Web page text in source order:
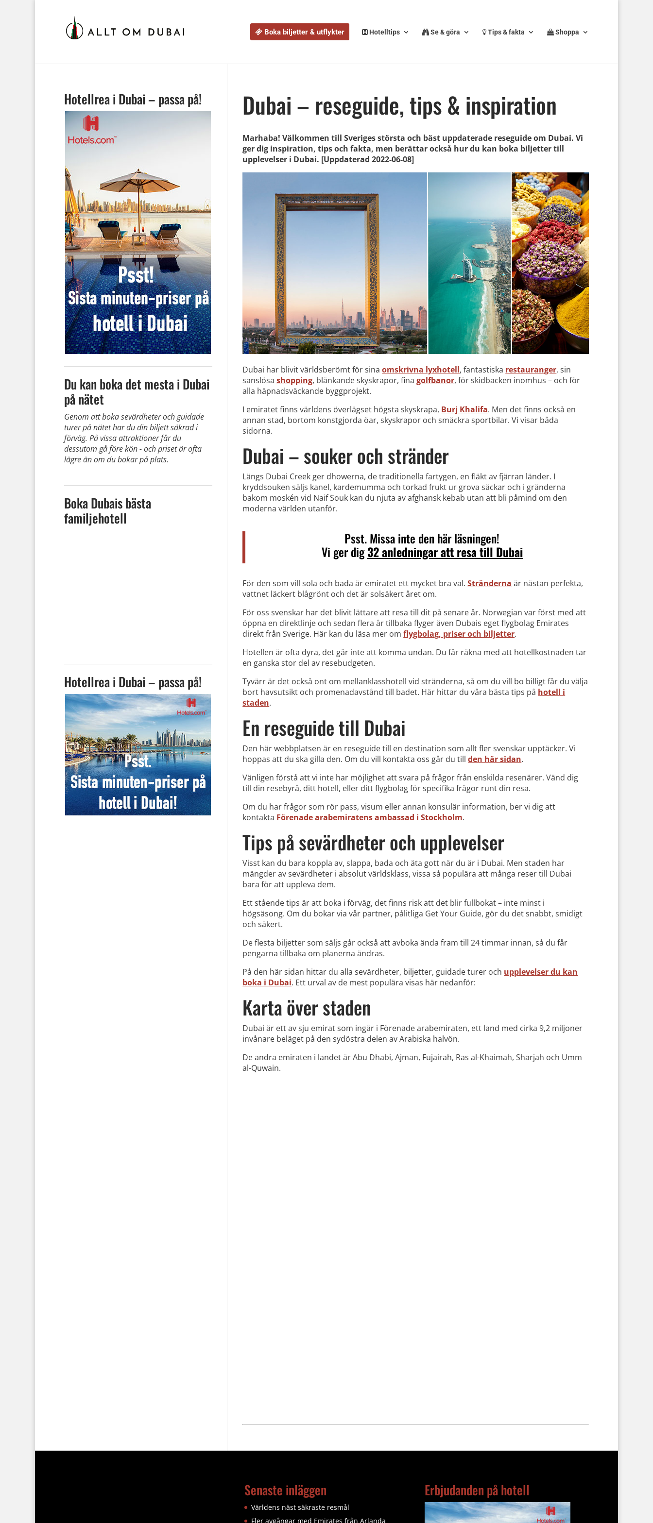
Boka biljetter & utflykter Hotelltips Se & göra Tips & fakta Shoppa
Dubai – reseguide, tips & inspiration
Marhaba! Välkommen till Sveriges största och bäst uppdaterade reseguide om Dubai. Vi
ger dig inspiration, tips och fakta, men berättar också hur du kan boka biljetter till
upplevelser i Dubai. [Uppdaterad 2022-06-08]
Dubai har blivit världsberömt för sinaomskrivna lyxhotell, fantastiska restauranger, sin
sanslösashopping, blänkande skyskrapor, finagolfbanor, för skidbacken inomhus – och för
alla häpnadsväckande byggprojekt.
I emiratet finns världens överlägset högsta skyskrapa, Burj Khalifa. Men det finns också en
annan stad, bortom konstgjorda öar, skyskrapor och smäckra sportbilar. Vi visar båda
sidorna.
Dubai – souker och stränder
Längs Dubai Creek ger dhowerna, de traditionella fartygen, en fläkt av fjärran länder. I
kryddsouken säljs kanel, kardemumma och torkad frukt ur grova säckar och i gränderna
bakom moskén vid Naif Souk kan du njuta av afghansk kebab utan att bli påmind om den
moderna världen utanför.
Psst. Missa inte den här läsningen!
Vi ger dig32 anledningar att resa till Dubai
För den som vill sola och bada är emiratet ett mycket bra val.Stränderna är nästan perfekta,
vattnet läckert blågrönt och det är solsäkert året om.
För oss svenskar har det blivit lättare att resa till dit på senare år. Norwegian var först med att
öppna en direktlinje och sedan flera år tillbaka flyger även Dubais eget flygbolag Emirates
direkt från Sverige. Här kan du läsa mer omflygbolag, priser och biljetter.
Hotellen är ofta dyra, det går inte att komma undan. Du får räkna med att hotellkostnaden tar
en ganska stor del av resebudgeten.
Tyvärr är det också ont om mellanklasshotell vid stränderna, så om du vill bo billigt får du välja
bort havsutsikt och promenadavstånd till badet. Här hittar du våra bästa tips på hotell i
staden.
En reseguide till Dubai
Den här webbplatsen är en reseguide till en destination som allt fler svenskar upptäcker. Vi
hoppas att du ska gilla den. Om du vill kontakta oss går du tillden här sidan.
Vänligen förstå att vi inte har möjlighet att svara på frågor från enskilda resenärer. Vänd dig
till din resebyrå, ditt hotell, eller ditt flygbolag för specifika frågor runt din resa.
Om du har frågor som rör pass, visum eller annan konsulär information, ber vi dig att
kontakta Förenade arabemiratens ambassad i Stockholm.
Tips på sevärdheter och upplevelser
Visst kan du bara koppla av, slappa, bada och äta gott när du är i Dubai. Men staden har
mängder av sevärdheter i absolut världsklass, vissa så populära att många reser till Dubai
bara för att uppleva dem.
Ett stående tips är att boka i förväg, det finns risk att det blir fullbokat – inte minst i
högsäsong. Om du bokar via vår partner, pålitliga Get Your Guide, gör du det snabbt, smidigt
och säkert.
De flesta biljetter som säljs går också att avboka ända fram till 24 timmar innan, så du får
pengarna tillbaka om planerna ändras.
På den här sidan hittar du alla sevärdheter, biljetter, guidade turer och upplevelser du kan
boka i Dubai. Ett urval av de mest populära visas här nedanför:
Karta över staden
Dubai är ett av sju emirat som ingår i Förenade arabemiraten, ett land med cirka 9,2 miljoner
invånare beläget på den sydöstra delen av Arabiska halvön.
De andra emiraten i landet är Abu Dhabi, Ajman, Fujairah, Ras al-Khaimah, Sharjah och Umm
al-Quwain.
Hotellrea i Dubai – passa på!
Du kan boka det mesta i Dubai
på nätet
Genom att boka sevärdheter och guidade
turer på nätet har du din biljett säkrad i
förväg. På vissa attraktioner får du
dessutom gå före kön - och priset är ofta
lägre än om du bokar på plats.
Boka Dubais bästa
familjehotell
Hotellrea i Dubai – passa på!
Senaste inläggen
Världens näst säkraste resmål
Fler avgångar med Emirates från Arlanda
Erbjudanden på hotell